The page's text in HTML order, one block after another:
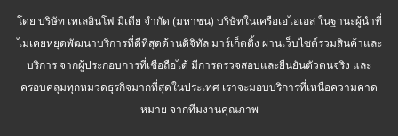
โดย บริษัท เทเลอินโฟ มีเดีย จำกัด (มหาชน) บริษัทในเครือเอไอเอส ในฐานะผู้นำที่
ไม่เคยหยุดพัฒนาบริการที่ดีที่สุดด้านดิจิทัล มาร์เก็ตติ้ง ผ่านเว็บไซต์รวมสินค้าและ
บริการ จากผู้ประกอบการที่เชื่อถือได้ มีการตรวจสอบและยืนยันตัวตนจริง และ
ครอบคลุมทุกหมวดธุรกิจมากที่สุดในประเทศ เราจะมอบบริการที่เหนือความคาด
หมาย จากทีมงานคุณภาพ